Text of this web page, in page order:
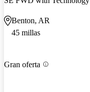
Benton, AR
45 millas
Gran oferta